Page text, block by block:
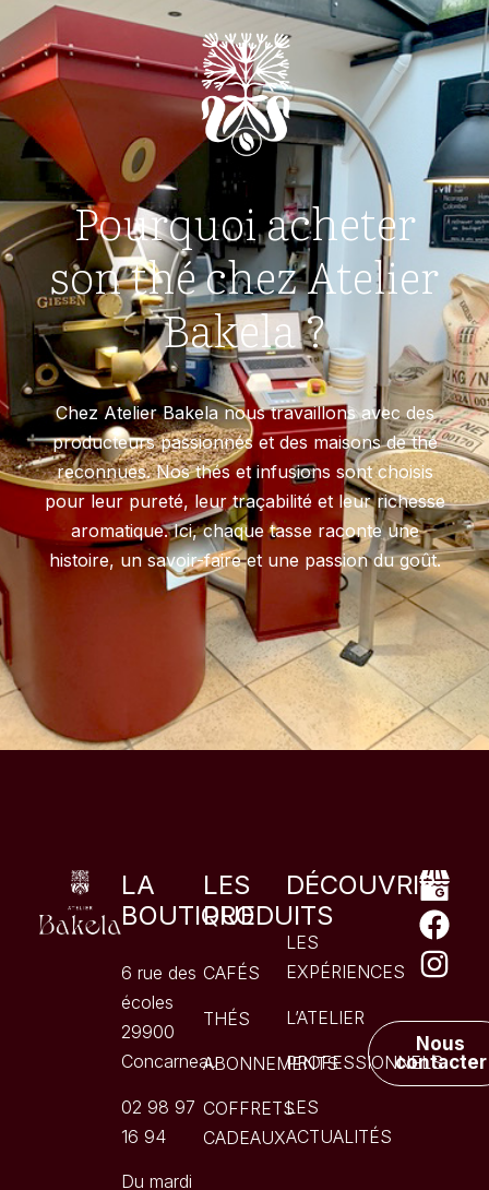
Pourquoi acheter
son thé chez Atelier
Bakela ?
Chez Atelier Bakela nous travaillons avec des
producteurs passionnés et des maisons de thé
reconnues. Nos thés et infusions sont choisis
pour leur pureté, leur traçabilité et leur richesse
aromatique. Ici, chaque tasse raconte une
histoire, un savoir-faire et une passion du goût.
LA
BOUTIQUE
6 rue des
écoles
29900
Concarneau
02 98 97
16 94
Du mardi
LES
PRODUITS
CAFÉS
THÉS
ABONNEMENTS
COFFRETS
CADEAUX
DÉCOUVRIR
LES
EXPÉRIENCES
L’ATELIER
PROFESSIONNELS
LES
ACTUALITÉS
Nous
contacter